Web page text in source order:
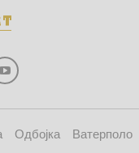
Одбојка
Ватерполо